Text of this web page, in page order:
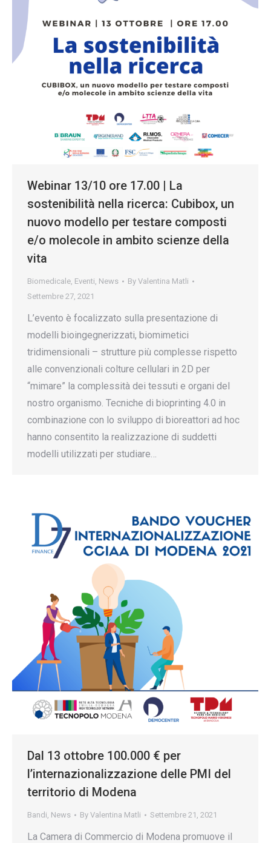
Webinar 13/10 ore 17.00 | La
sostenibilità nella ricerca: Cubibox, un
nuovo modello per testare composti
e/o molecole in ambito scienze della
vita
Biomedicale, Eventi, News By Valentina Matli
Settembre 27, 2021
L’evento è focalizzato sulla presentazione di
modelli bioingegnerizzati, biomimetici
tridimensionali – strutture più complesse rispetto
alle convenzionali colture cellulari in 2D per
“mimare” la complessità dei tessuti e organi del
nostro organismo. Tecniche di bioprinting 4.0 in
combinazione con lo sviluppo di bioreattori ad hoc
hanno consentito la realizzazione di suddetti
modelli utilizzati per studiare…
Dal 13 ottobre 100.000 € per
l’internazionalizzazione delle PMI del
territorio di Modena
Bandi, News By Valentina Matli Settembre 21, 2021
La Camera di Commercio di Modena promuove il